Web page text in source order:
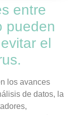
entre
pueden
el
los avances
de datos, la